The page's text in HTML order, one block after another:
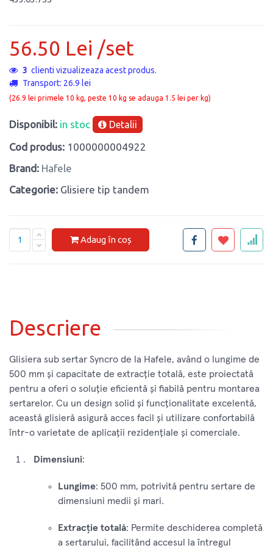
56.50 Lei /set
1 clienti vizualizeaza acest produs.
Transport: 26.9 lei
(26.9 lei primele 10 kg, peste 10 kg se adauga 1.5 lei per kg)
Disponibil: in stoc Detalii
Cod produs: 1000000004922
Brand: Hafele
Categorie: Glisiere tip tandem
Adaug în coș
Descriere
Glisiera sub sertar Syncro de la Hafele, având o lungime de
500 mm și capacitate de extracție totală, este proiectată
pentru a oferi o soluție eficientă și fiabilă pentru montarea
sertarelor. Cu un design solid și funcționalitate excelentă,
această glisieră asigură acces facil și utilizare confortabilă
într-o varietate de aplicații rezidențiale și comerciale.
Dimensiuni:
Lungime: 500 mm, potrivită pentru sertare de
dimensiuni medii și mari.
Extracție totală: Permite deschiderea completă
a sertarului, facilitând accesul la întregul